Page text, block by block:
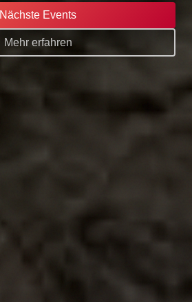
Nächste Events
Mehr erfahren